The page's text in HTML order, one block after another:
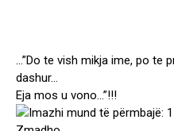
…”Do te vish mikja ime, po te
dashur…
Eja mos u vono…”!!!